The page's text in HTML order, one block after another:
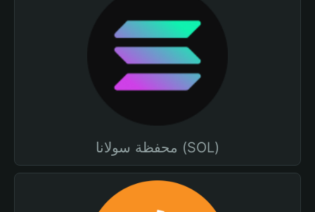
محفظة سولانا (SOL)